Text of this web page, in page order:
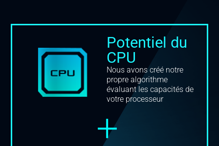
Potentiel du
CPU
Nous avons créé notre
propre algorithme
évaluant les capacités de
votre processeur